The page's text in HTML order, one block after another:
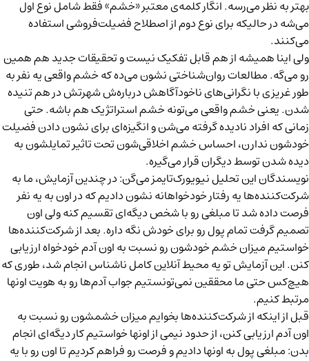
بهتر به نظر می‌رسه. انگار کلمه‌ی معتبر «خشم» فقط شامل نوع اول
می‌شه در حالیکه برای نوع دوم از اصطلاح فضیلت‌فروشی استفاده
می‌کنند.
ولی اینا همیشه از هم قابل تفکیک نیست و تحقیقات جدید هم همین
رو می‌گه. مطالعات روان‌شناختی نشون می‌ده که خشم واقعی یه نفر به
طور غریزی با نگرانی‌های ناخودآگاهش درباره‌ش شهرتش در هم تنیده
شدن. یعنی خشم واقعی می‌تونه خشم استراتژیک هم باشه. حتی
زمانی که افراد نادیده گرفته می‌شن و انگیزه‌ای برای نشون دادن فضیلت
خودشون ندارن، احساس خشم اخلاقی‌شون تحت تاثیر تمایلشون به
دیده شدن توسط دیگران قرار می‌گیره.
نویسندگان اینتحلیل نیویورک‌تایمزمی‌گن: در چندین آزمایش، ما به
شرکت‌کننده‌ها یه رفتار خودخواهانه نشون دادیم که در اون به یه نفر
فرصت داده شد تا مبلغی رو با شخص دیگه‌ای تقسیم کنه ولی اون
تصمیم گرفت تمام پول رو برای خودش نگه داره. بعد از شرکت‌کننده‌ها
خواستیم میزان خشم خودشون رو نسبت به اون آدم خودخواه ارزیابی
کنن. این آزمایش تو یه محیط آنلاین کامل ناشناس انجام شد، طوری که
هیچ‌کس حتی ما محققین نمی‌تونستیم جواب آدم‌ها رو به هویت اونها
مرتبط کنیم.
قبل از اینکه از شرکت‌کننده‌ها بخوایم میزان خشمشون رو نسبت به
اون آدم ارزیابی کنن، از حدود نیمی از اونها خواستیم کار دیگه‌ای انجام
بدن: مبلغی پول به اونها دادیم و فرصت رو فراهم کردیم تا اون رو با یه